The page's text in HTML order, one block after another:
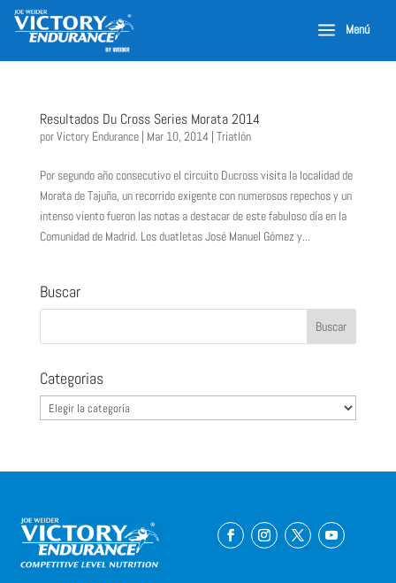
a Menú
Resultados Du Cross Series Morata 2014
porVictory Endurance| Mar 10, 2014 | Triatlón
Por segundo año consecutivo el circuito Ducross visita la localidad de
Morata de Tajuña, un recorrido exigente con numerosos repechos y un
intenso viento fueron las notas a destacar de este fabuloso día en la
Comunidad de Madrid. Los duatletas José Manuel Gómez y...
Buscar
Categorias
Categorias